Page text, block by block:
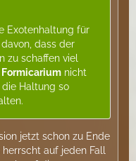
Exotenhaltung für
dass der
zu schaffen viel
Formicarium nicht
Haltung so
jetzt schon zu Ende
auf jeden Fall